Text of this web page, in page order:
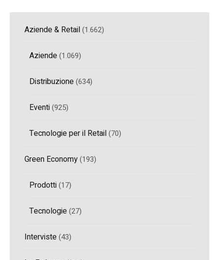
Aziende & Retail(1.662)
Aziende(1.069)
Distribuzione(634)
Eventi(925)
Tecnologie per il Retail(70)
Green Economy(193)
Prodotti(17)
Tecnologie(27)
Interviste(43)